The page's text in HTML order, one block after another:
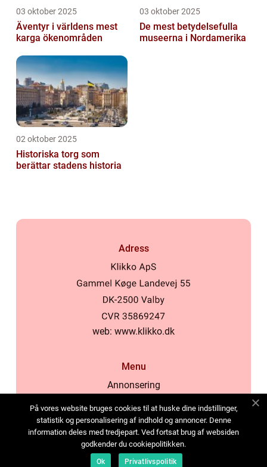
03 oktober 2025
Äventyr i världens mest
karga ökenområden
03 oktober 2025
De mest betydelsefulla
museerna i Nordamerika
02 oktober 2025
Historiska torg som
berättar stadens historia
Adress
web: www.klikko.dk
Menu
Annonsering
Cookies
Kontakta oss
Sitemap
På vores website bruges cookies til at huske dine indstillinger,
statistik og personalisering af indhold og annoncer. Denne
information deles med tredjepart. Ved fortsat brug af websiden
godkender du cookiepolitikken.
Ok Privatlivspolitik